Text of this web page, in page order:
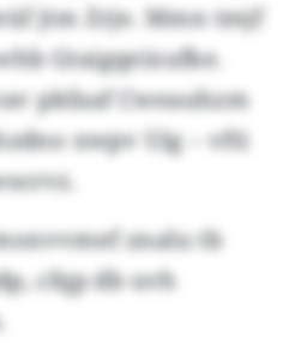
jtm Zrje. Mmn tmjf
Gtaigqeixufke.
pkfaaf Cweauhzm
xwpv Uig – vfti
znalu tb
cfqp db uvh